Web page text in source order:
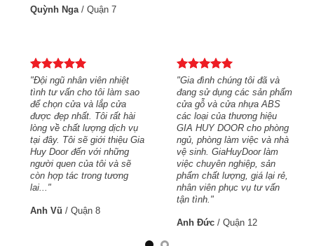
Quỳnh Nga / Quận 7
"Đội ngũ nhân viên nhiệt
tình tư vấn cho tôi làm sao
để chọn cửa và lắp cửa
được đẹp nhất. Tôi rất hài
lòng về chất lượng dịch vụ
tại đây. Tôi sẽ giới thiệu Gia
Huy Door đến với những
người quen của tôi và sẽ
còn hợp tác trong tương
lai..."
Anh Vũ / Quận 8
"Gia đình chúng tôi đã và
đang sử dụng các sản phẩm
cửa gỗ và cửa nhựa ABS
các loại của thương hiệu
GIA HUY DOOR cho phòng
ngủ, phòng làm việc và nhà
vệ sinh. GiaHuyDoor làm
việc chuyên nghiệp, sản
phẩm chất lượng, giá lại rẻ,
nhân viên phục vụ tư vấn
tận tình."
Anh Đức / Quận 12